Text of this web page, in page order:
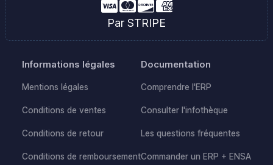
Par STRIPE
Informations légales
Mentions légales
Conditions de ventes
Conditions de retour
Conditions de remboursement
Documentation
Comprendre l'ERP
Consulter l'infothèque
Les questions fréquentes
Commander un ERP + ENSA